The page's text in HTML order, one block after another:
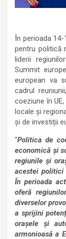
În perioada
pentru politică
liderii
Summit
european va
cadrul
coeziune în
locale și
și de investiții
“Politica de
economică și
regiunile și
acestei politici
În perioada
oferă
diverselor
a sprijini
orașele și
armonioasă a